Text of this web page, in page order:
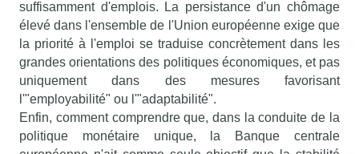
suffisamment d'emplois. La persistance d'un chômage
élevé dans l'ensemble de l'Union européenne exige que
la priorité à l'emploi se traduise concrètement dans les
grandes orientations des politiques économiques, et pas
uniquement dans des mesures favorisant
l'"employabilité" ou l'"adaptabilité".
Enfin, comment comprendre que, dans la conduite de la
politique monétaire unique, la Banque centrale